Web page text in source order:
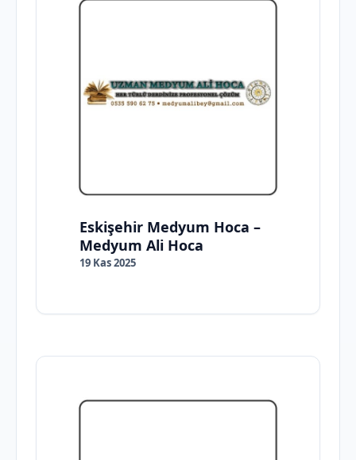
Eskişehir Medyum Hoca –
Medyum Ali Hoca
19 Kas 2025